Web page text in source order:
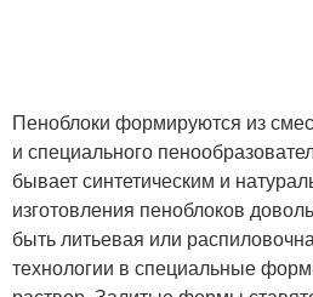
Пеноблоки формируются из
и специального
бывает синтетическим и
изготовления пеноблоков
быть литьевая или
технологии в специальные